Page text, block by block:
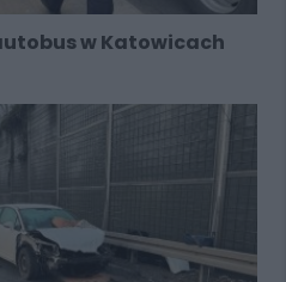
w Katowicach